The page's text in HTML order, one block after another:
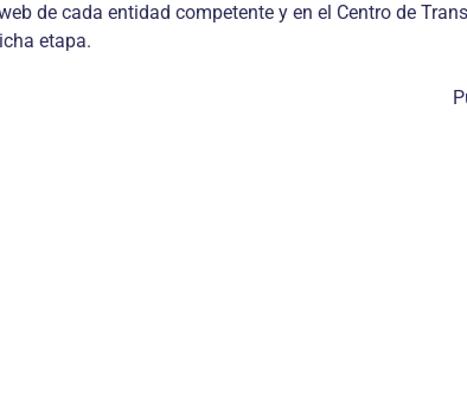
de cada entidad competente y en el Centro de
etapa.